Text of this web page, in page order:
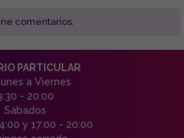
comentarios.
PARTICULAR
a Viernes
- 20:00
Sábados
y 17:00 - 20:00